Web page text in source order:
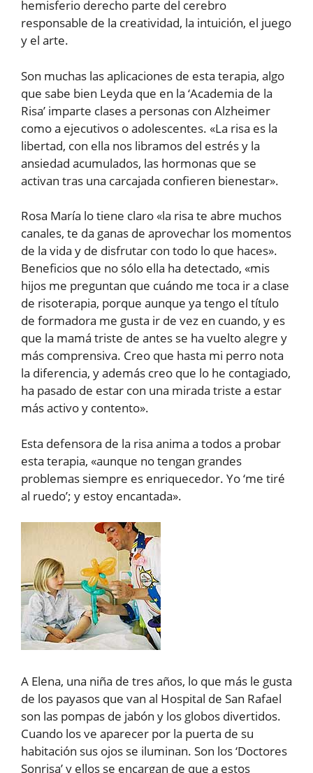
hemisferio derecho parte del cerebro
responsable de la creatividad, la intuición, el juego
y el arte.
Son muchas las aplicaciones de esta terapia, algo
que sabe bien Leyda que en la ‘Academia de la
Risa’ imparte clases a personas con Alzheimer
como a ejecutivos o adolescentes. «La risa es la
libertad, con ella nos libramos del estrés y la
ansiedad acumulados, las hormonas que se
activan tras una carcajada confieren bienestar».
Rosa María lo tiene claro «la risa te abre muchos
canales, te da ganas de aprovechar los momentos
de la vida y de disfrutar con todo lo que haces».
Beneficios que no sólo ella ha detectado, «mis
hijos me preguntan que cuándo me toca ir a clase
de risoterapia, porque aunque ya tengo el título
de formadora me gusta ir de vez en cuando, y es
que la mamá triste de antes se ha vuelto alegre y
más comprensiva. Creo que hasta mi perro nota
la diferencia, y además creo que lo he contagiado,
ha pasado de estar con una mirada triste a estar
más activo y contento».
Esta defensora de la risa anima a todos a probar
esta terapia, «aunque no tengan grandes
problemas siempre es enriquecedor. Yo ‘me tiré
al ruedo’; y estoy encantada».
A Elena, una niña de tres años, lo que más le gusta
de los payasos que van al Hospital de San Rafael
son las pompas de jabón y los globos divertidos.
Cuando los ve aparecer por la puerta de su
habitación sus ojos se iluminan. Son los ‘Doctores
Sonrisa’ y ellos se encargan de que a estos